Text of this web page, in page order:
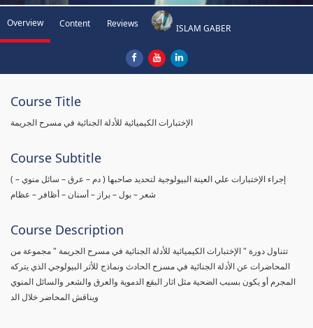
Overview Content Reviews ISLAM GABER
Course Title
الإختبارات الكيميائية للأدلة الجنائية في مسرح الجريمة
Course Subtitle
( إجراء الإختبارات علي العينة البيولوجية لتحديد صاحبها ( دم – عرق – سائل منوي –
شعر – بول – براز – أسنان – أظافر – عظام
Course Description
تتناول دورة " الإختبارات الكيميائية للأدلة الجنائية في مسرح الجريمة " مجموعة من
المحاضرات عن الأدلة الجنائية في مسرح الحادث ونماذج للأثر البيولوجي الذي يتركه
المجرم أو يكون بسبب الضحية مثل اثار البقع الدموية والعرق والشعر والسائل المنوي
ويناقش المحاضر خلال الد